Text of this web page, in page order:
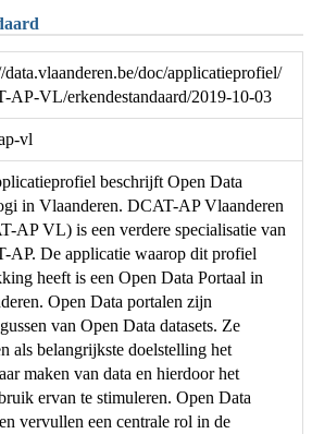
data.vlaanderen.be/doc/applicatieprofiel/
AP-VL/erkendestandaard/2019-10-03
vl
beschrijft Open Data
in Vlaanderen. DCAT-AP Vlaanderen
AP VL) is een verdere specialisatie van
AP. De applicatie waarop dit profiel
heeft is een Open Data Portaal in
Open Data portalen zijn
van Open Data datasets. Ze
als belangrijkste doelstelling het
maken van data en hierdoor het
ervan te stimuleren. Open Data
vervullen een centrale rol in de